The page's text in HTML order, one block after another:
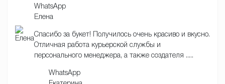
WhatsApp
Елена
Спасибо за букет! Получилось очень красиво и вкусно.
Отличная работа курьерской службы и
персонального менеджера, а также создателя .....
WhatsApp